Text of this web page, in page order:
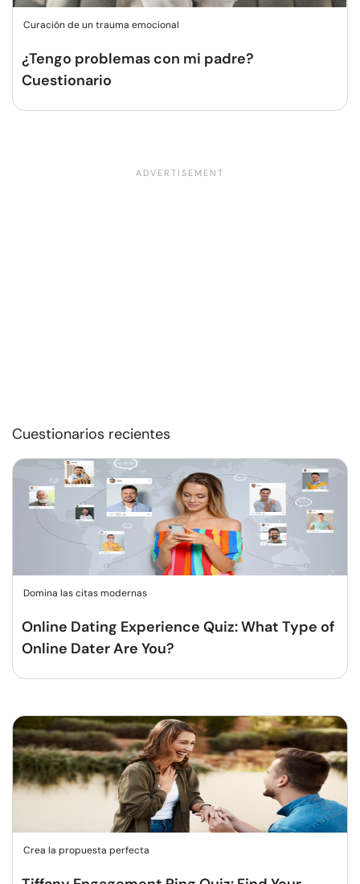
Curación de un trauma emocional
¿Tengo problemas con mi padre?
Cuestionario
Cuestionarios recientes
Domina las citas modernas
Online Dating Experience Quiz: What Type of
Online Dater Are You?
Crea la propuesta perfecta